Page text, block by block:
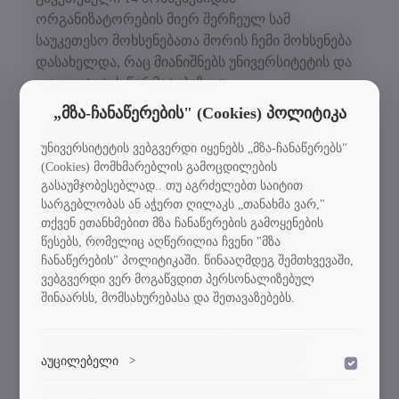
ორგანიზატორების მიერ შერჩეულ სამ
საუკეთესო მოხსენებათა შორის ჩემი მოხსენება
დასახელდა, რაც მიანიშნებს უნივერსიტეტის და
ფაკულტეტის წარმატებაზეც“.
საერთაშორისო კონფერენციაში მუშაობდა
ექვსი სექცია, მათ შორის: ოპტიმიზაცია და
ოპტიმალური მართვის პრობლემები;
მოდელირება და შებრუნებული ამოცანები;
ინტელექტუალური სისტემები; მათემატიკური
სტატისტიკა და მასობრივი მომსახურების
თეორია; არამკაფიო და სტოქასტური
მოდელირება; გამოყენებითი ამოცანები და
ინფორმაციული ტექნოლოგიები.
დაიბეჭდა პრეპრინტებში, შემდეგ ეტაპზე
„მზა-ჩანაწერების" (Cookies) პოლიტიკა
უნივერსიტეტის ვებგვერდი იყენებს „მზა-ჩანაწერებს"
(Cookies) მომხმარებლის გამოცდილების
გასაუმჯობესებლად.. თუ აგრძელებთ საიტით
სარგებლობას ან აჭერთ ღილაკს „თანახმა ვარ,"
თქვენ ეთანხმებით მზა ჩანაწერების გამოყენების
წესებს, რომელიც აღწერილია ჩვენი "მზა
ჩანაწერების" პოლიტიკაში. წინააღმდეგ შემთხვევაში,
ვებგვერდი ვერ მოგაწვდით პერსონალიზებულ
შინაარსს, მომსახურებასა და შეთავაზებებს.
აუცილებელი >
დაშვება